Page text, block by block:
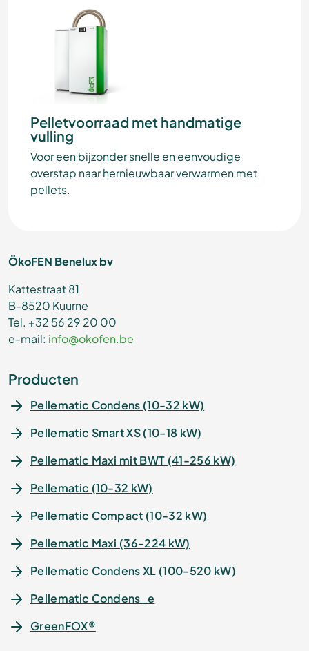
Pelletvoorraad met handmatige
vulling
Voor een bijzonder snelle en eenvoudige
overstap naar hernieuwbaar verwarmen met
pellets.
ÖkoFEN Benelux bv
Kattestraat 81
B-8520 Kuurne
Tel. +32 56 29 20 00
e-mail: info@okofen.be
Producten
Pellematic Condens (10-32 kW)
Pellematic Smart XS (10-18 kW)
Pellematic Maxi mit BWT (41-256 kW)
Pellematic (10-32 kW)
Pellematic Compact (10-32 kW)
Pellematic Maxi (36-224 kW)
Pellematic Condens XL (100-520 kW)
Pellematic Condens_e
GreenFOX®